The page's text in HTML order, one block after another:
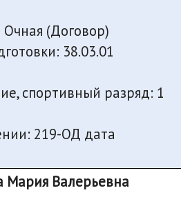
(Договор)
38.03.01
спортивный разряд: 1
219-ОД дата
Валерьевна